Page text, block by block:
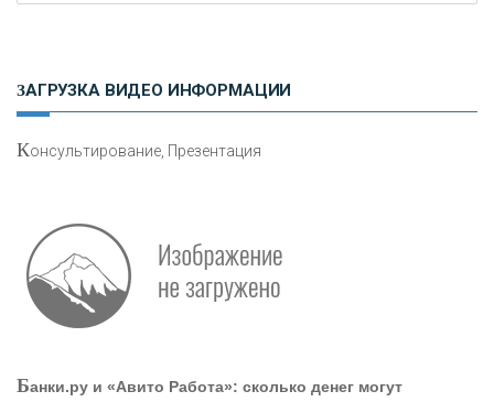
привлечь и удержать персонал - «Интервью»
ЗАГРУЗКА ВИДЕО ИНФОРМАЦИИ
Консультирование, Презентация
Банки.ру и «Авито Работа»: сколько денег могут